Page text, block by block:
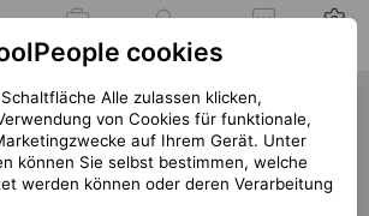
Jobs
(42579)
cookies
Alle zulassen klicken,
von Cookies für funktionale,
auf Ihrem Gerät. Unter
können Sie selbst bestimmen, welche
werden können oder deren Verarbeitung